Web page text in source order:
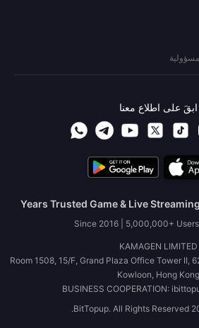
ابقَ على اطلاع معنا
Since 2016 | 5,000,000+
KAMAGEN LIMITED
Room 1508, 15/F, Grand Plaza Office Tower II,
Kowloon, Hong Kong
BUSINESS COOPERATION: